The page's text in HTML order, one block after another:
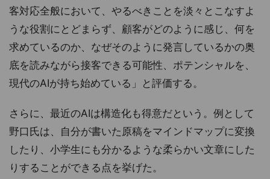
客対応全般において、やるべきことを淡々とこなすよ
うな役割にとどまらず、顧客がどのように感じ、何を
求めているのか、なぜそのように発言しているかの奥
底を読みながら接客できる可能性、ポテンシャルを、
現代のAIが持ち始めている」と評価する。
さらに、最近のAIは構造化も得意だという。例として
野口氏は、自分が書いた原稿をマインドマップに変換
したり、小学生にも分かるような柔らかい文章にした
りすることができる点を挙げた。